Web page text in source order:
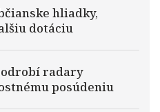
hliadky,
dotáciu
radary
posúdeniu